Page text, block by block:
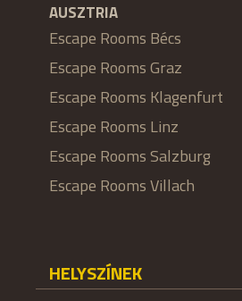
AUSZTRIA
Escape Rooms Bécs
Escape Rooms Graz
Escape Rooms Klagenfurt
Escape Rooms Linz
Escape Rooms Salzburg
Escape Rooms Villach
HELYSZÍNEK